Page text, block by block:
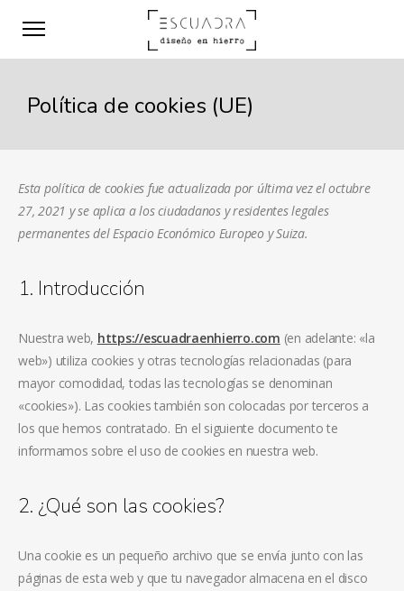
Política de cookies (UE)
Esta política de cookies fue actualizada por última vez el octubre
27, 2021 y se aplica a los ciudadanos y residentes legales
permanentes del Espacio Económico Europeo y Suiza.
1. Introducción
Nuestra web, https://escuadraenhierro.com (en adelante: «la
web») utiliza cookies y otras tecnologías relacionadas (para
mayor comodidad, todas las tecnologías se denominan
«cookies»). Las cookies también son colocadas por terceros a
los que hemos contratado. En el siguiente documento te
informamos sobre el uso de cookies en nuestra web.
2. ¿Qué son las cookies?
Una cookie es un pequeño archivo que se envía junto con las
páginas de esta web y que tu navegador almacena en el disco